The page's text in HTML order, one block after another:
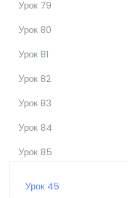
Урок 79
Урок 80
Урок 81
Урок 82
Урок 83
Урок 84
Урок 85
Урок 45